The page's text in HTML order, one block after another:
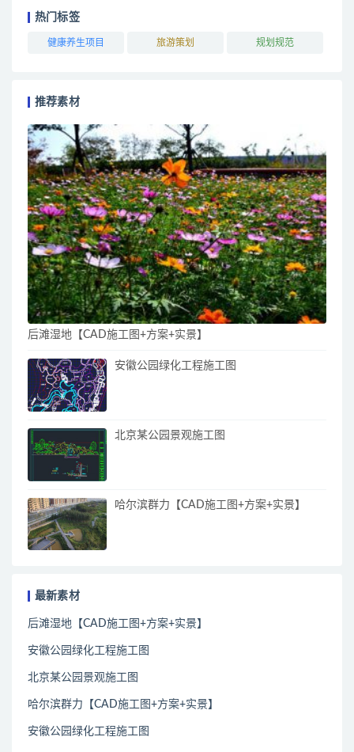
热门标签
健康养生项目 旅游策划 规划规范
推荐素材
后滩湿地【CAD施工图+方案+实景】
安徽公园绿化工程施工图
北京某公园景观施工图
哈尔滨群力【CAD施工图+方案+实景】
最新素材
后滩湿地【CAD施工图+方案+实景】
安徽公园绿化工程施工图
北京某公园景观施工图
哈尔滨群力【CAD施工图+方案+实景】
安徽公园绿化工程施工图